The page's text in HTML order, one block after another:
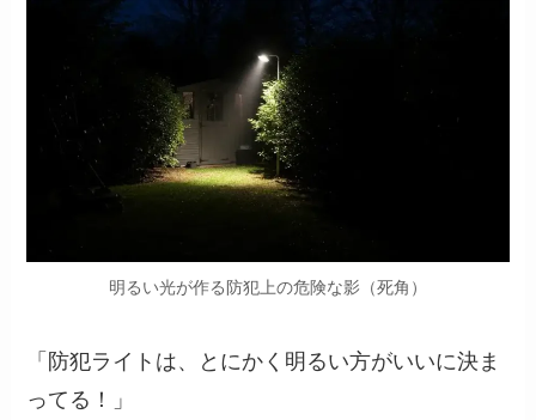
明るい光が作る防犯上の危険な影（死角）
「防犯ライトは、とにかく明るい方がいいに決ま
ってる！」